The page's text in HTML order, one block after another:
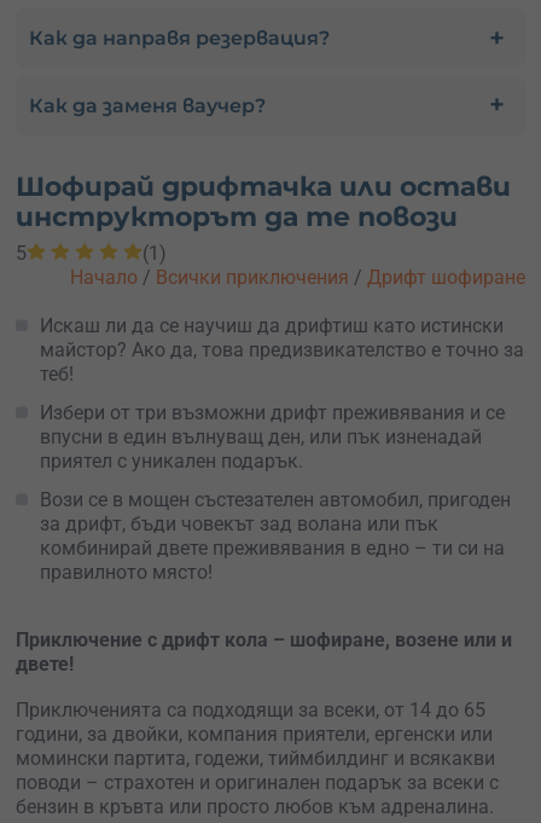
Как да направя резервация?
Как да заменя ваучер?
Шофирай дрифтачка или остави
инструкторът да те повози
5
(1)
Начало / Всички приключения / Дрифт шофиране
Искаш ли да се научиш да дрифтиш като истински
майстор? Ако да, това предизвикателство е точно за
теб!
Избери от три възможни дрифт преживявания и се
впусни в един вълнуващ ден, или пък изненадай
приятел с уникален подарък.
Вози се в мощен състезателен автомобил, пригоден
за дрифт, бъди човекът зад волана или пък
комбинирай двете преживявания в едно – ти си на
правилното място!
Приключение с дрифт кола – шофиране, возене или и
двете!
Приключенията са подходящи за всеки, от 14 до 65
години, за двойки, компания приятели, ергенски или
момински партита, годежи, тиймбилдинг и всякакви
поводи – страхотен и оригинален подарък за всеки с
бензин в кръвта или просто любов към адреналина.